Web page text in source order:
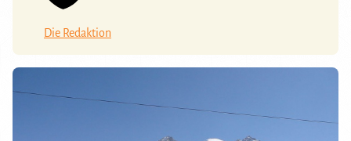
Die Redaktion